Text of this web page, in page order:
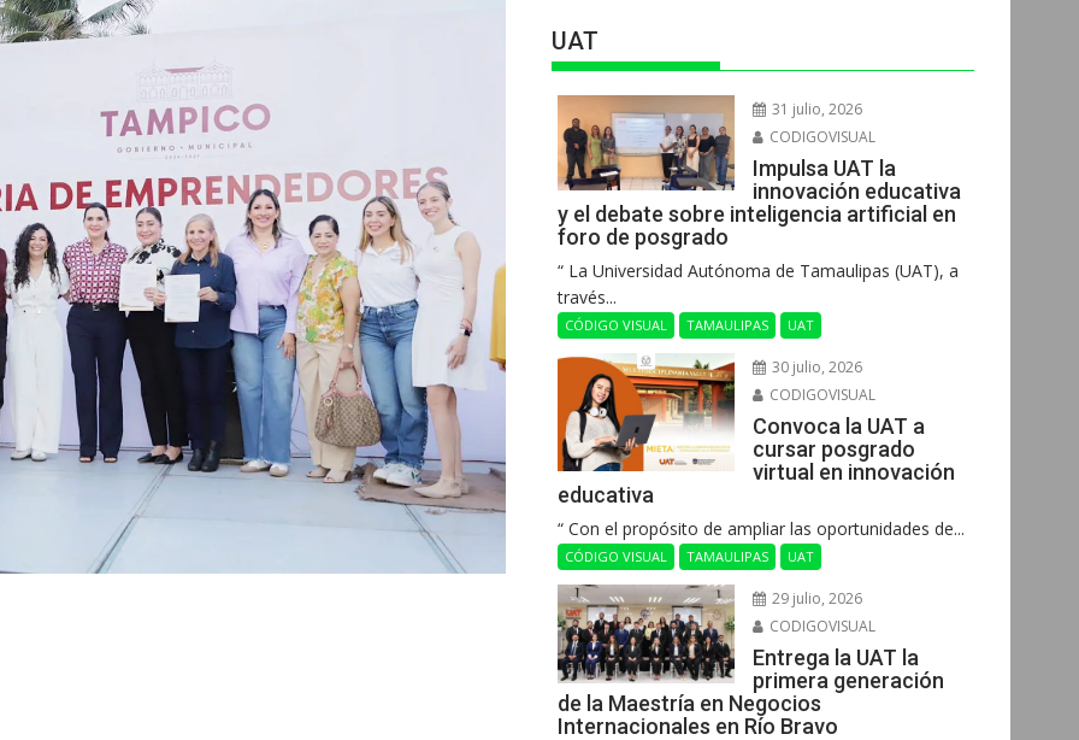
UAT
31 julio, 2026
CODIGOVISUAL
Impulsa UAT la
innovación educativa
y el debate sobre inteligencia artificial en
foro de posgrado
“ La Universidad Autónoma de Tamaulipas (UAT), a
través...
CÓDIGO VISUAL TAMAULIPAS UAT
30 julio, 2026
CODIGOVISUAL
Convoca la UAT a
cursar posgrado
virtual en innovación
educativa
“ Con el propósito de ampliar las oportunidades de...
CÓDIGO VISUAL TAMAULIPAS UAT
29 julio, 2026
CODIGOVISUAL
Entrega la UAT la
primera generación
de la Maestría en Negocios
Internacionales en Río Bravo